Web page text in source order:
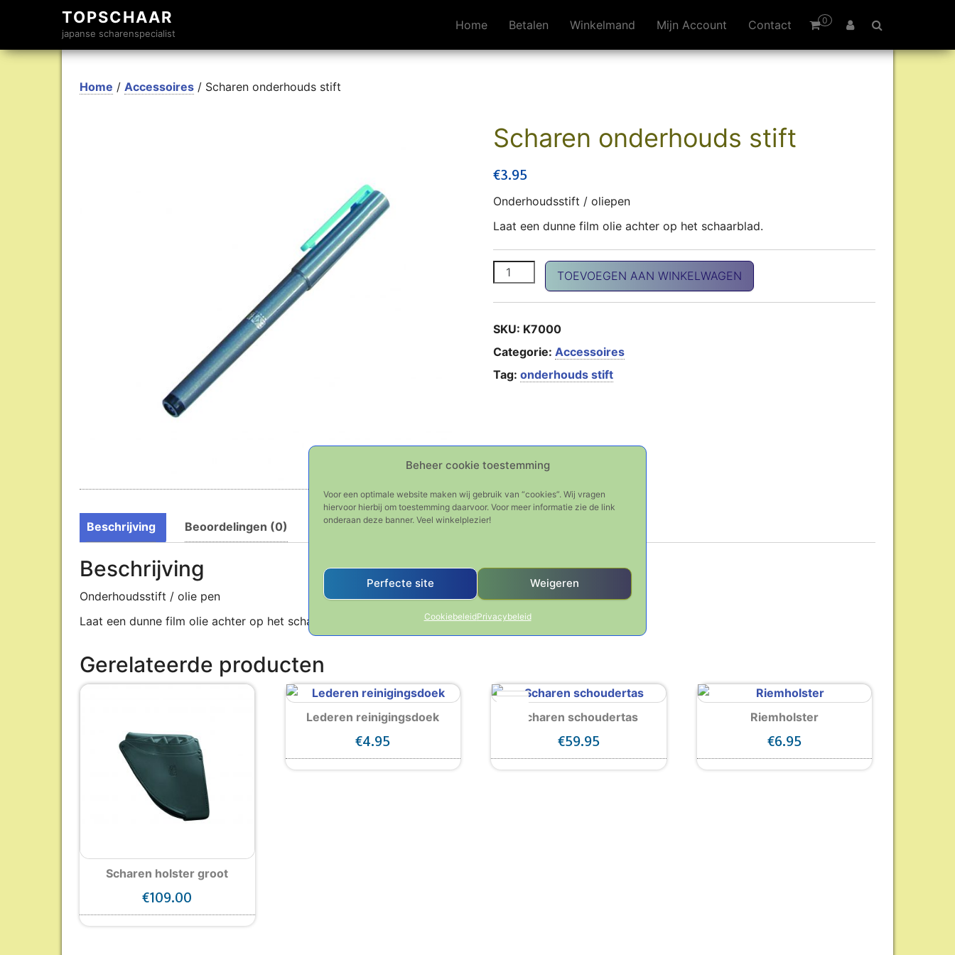
Beheer cookie toestemming
Voor een optimale website maken wij gebruik van “cookies”. Wij vragen
hiervoor hierbij om toestemming daarvoor. Voor meer informatie zie de link
onderaan deze banner. Veel winkelplezier!
Perfecte site Weigeren
CookiebeleidPrivacybeleid
TOPSCHAAR
japanse scharenspecialist
0
Home Betalen Winkelmand Mijn Account Contact
Home / Accessoires / Scharen onderhouds stift
Scharen onderhouds stift
€3.95
Onderhoudsstift / oliepen
Laat een dunne film olie achter op het schaarblad.
Scharen onderhouds stift aantal
TOEVOEGEN AAN WINKELWAGEN
SKU: K7000
Categorie:Accessoires
Tag:onderhouds stift
Beschrijving Beoordelingen (0)
Beschrijving
Onderhoudsstift / olie pen
Laat een dunne film olie achter op het schaarblad.
Gerelateerde producten
Scharen holster groot
€109.00
Lederen reinigingsdoek
€4.95
Scharen schoudertas
€59.95
Riemholster
€6.95